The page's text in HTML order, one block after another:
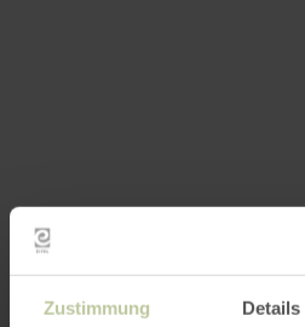
Zustimmung Details